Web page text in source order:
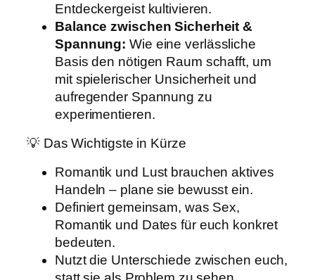
Entdeckergeist kultivieren.
Balance zwischen Sicherheit &
Spannung: Wie eine verlässliche
Basis den nötigen Raum schafft, um
mit spielerischer Unsicherheit und
aufregender Spannung zu
experimentieren.
💡 Das Wichtigste in Kürze
Romantik und Lust brauchen aktives
Handeln – plane sie bewusst ein.
Definiert gemeinsam, was Sex,
Romantik und Dates für euch konkret
bedeuten.
Nutzt die Unterschiede zwischen euch,